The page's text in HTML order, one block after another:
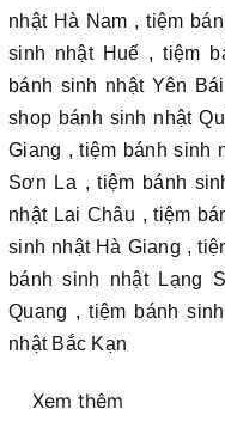
nhật Hà Nam , tiệm
sinh nhật Huế , tiệm
bánh sinh nhật Yên
shop bánh sinh nhật
Giang , tiệm bánh sinh
Sơn La , tiệm bánh
nhật Lai Châu , tiệm
sinh nhật Hà Giang ,
bánh sinh nhật Lạng
Quang , tiệm bánh
nhật Bắc Kạn
Xem thêm